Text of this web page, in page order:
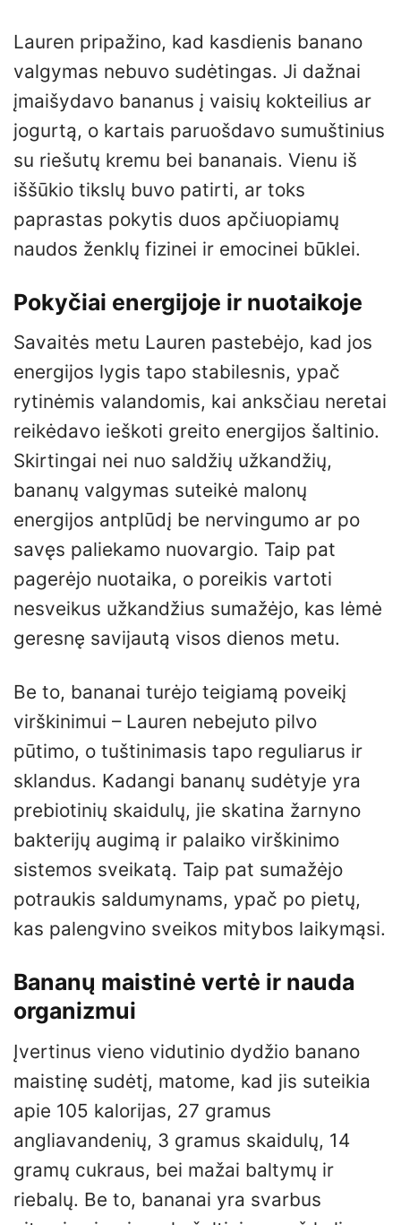
Lauren pripažino, kad kasdienis banano
valgymas nebuvo sudėtingas. Ji dažnai
įmaišydavo bananus į vaisių kokteilius ar
jogurtą, o kartais paruošdavo sumuštinius
su riešutų kremu bei bananais. Vienu iš
iššūkio tikslų buvo patirti, ar toks
paprastas pokytis duos apčiuopiamų
naudos ženklų fizinei ir emocinei būklei.
Pokyčiai energijoje ir nuotaikoje
Savaitės metu Lauren pastebėjo, kad jos
energijos lygis tapo stabilesnis, ypač
rytinėmis valandomis, kai anksčiau neretai
reikėdavo ieškoti greito energijos šaltinio.
Skirtingai nei nuo saldžių užkandžių,
bananų valgymas suteikė malonų
energijos antplūdį be nervingumo ar po
savęs paliekamo nuovargio. Taip pat
pagerėjo nuotaika, o poreikis vartoti
nesveikus užkandžius sumažėjo, kas lėmė
geresnę savijautą visos dienos metu.
Be to, bananai turėjo teigiamą poveikį
virškinimui – Lauren nebejuto pilvo
pūtimo, o tuštinimasis tapo reguliarus ir
sklandus. Kadangi bananų sudėtyje yra
prebiotinių skaidulų, jie skatina žarnyno
bakterijų augimą ir palaiko virškinimo
sistemos sveikatą. Taip pat sumažėjo
potraukis saldumynams, ypač po pietų,
kas palengvino sveikos mitybos laikymąsi.
Bananų maistinė vertė ir nauda
organizmui
Įvertinus vieno vidutinio dydžio banano
maistinę sudėtį, matome, kad jis suteikia
apie 105 kalorijas, 27 gramus
angliavandenių, 3 gramus skaidulų, 14
gramų cukraus, bei mažai baltymų ir
riebalų. Be to, bananai yra svarbus